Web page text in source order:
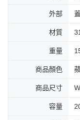
外部
材質
重量
商品顏色
商品尺寸
容量